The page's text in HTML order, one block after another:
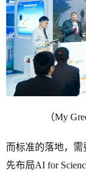
（My
而标准的落地，
先布局AI for